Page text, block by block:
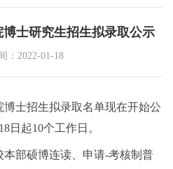
士研究生招生拟录取公示
：2022-01-18
博士招生拟录取名单现在开始公
18日起10个工作日。
本部硕博连读、申请-考核制普